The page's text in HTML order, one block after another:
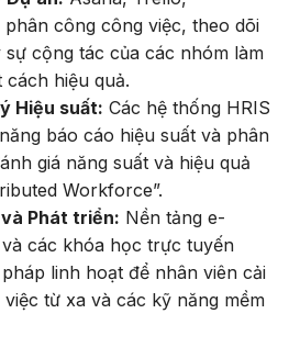
phân công công việc, theo dõi
cộng tác của các nhóm làm
hiệu quả.
Hiệu suất: Các hệ thống HRIS
báo cáo hiệu suất và phân
giá năng suất và hiệu quả
Workforce”.
Phát triển: Nền tảng e-
các khóa học trực tuyến
linh hoạt để nhân viên cải
từ xa và các kỹ năng mềm